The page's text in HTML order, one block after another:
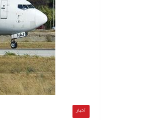
أخبار